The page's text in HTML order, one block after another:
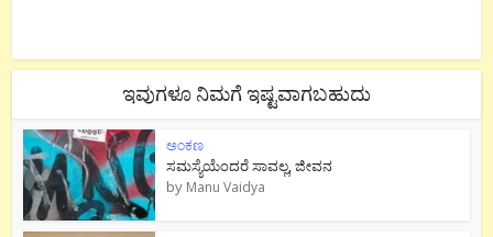
ಇವುಗಳೂ ನಿಮಗೆ ಇಷ್ಟವಾಗಬಹುದು
ಅಂಕಣ
ಸಮಸ್ಯೆಯೆಂದರೆ ಸಾವಲ್ಲ, ಜೀವನ
by Manu Vaidya